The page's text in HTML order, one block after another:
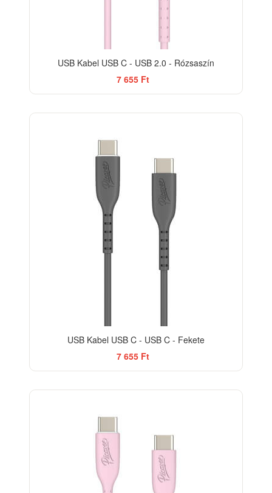
USB Kabel USB C - USB 2.0 - Rózsaszín
7 655 Ft
USB Kabel USB C - USB C - Fekete
7 655 Ft